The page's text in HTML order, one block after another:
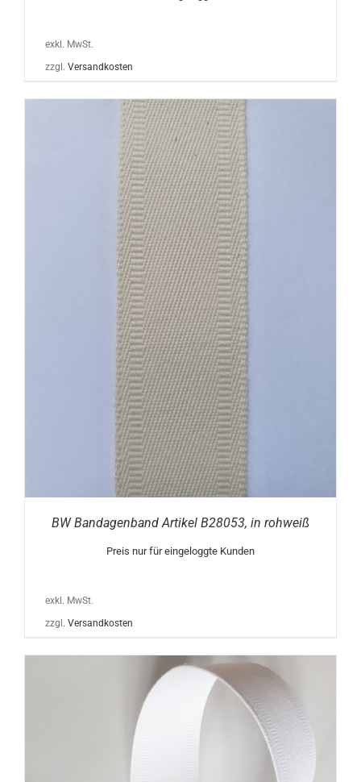
exkl. MwSt.
zzgl. Versandkosten
BW Bandagenband Artikel B28053, in rohweiß
Preis nur für eingeloggte Kunden
exkl. MwSt.
zzgl. Versandkosten